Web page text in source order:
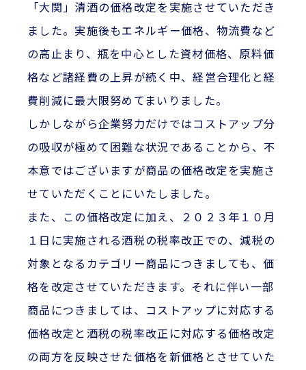
「大関」清酒の価格改定を実施させていただき
ました。実施後もエネルギー価格、物流費など
の高止まり、瓶を中心とした資材価格、原料価
格など諸経費の上昇が続く中、経営合理化と経
費削減に最大限努めてまいりました。
しかしながら企業努力だけではコストアップ分
の吸収が極めて困難な状況であることから、不
本意ではございますが商品の価格改定を実施さ
せていただくことにいたしました。
また、この価格改定に加え、２０２３年１０月
１日に実施される酒税の税率改正での、減税の
対象となるカテゴリー商品につきましても、価
格を改定させていただきます。それに伴い一部
商品につきましては、コストアップに対応する
価格改定と酒税の税率改正に対応する価格改定
の両方を反映させた価格を新価格とさせていた